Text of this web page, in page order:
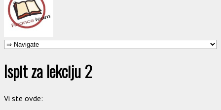
Ispit za lekciju 2
Vi ste ovde: